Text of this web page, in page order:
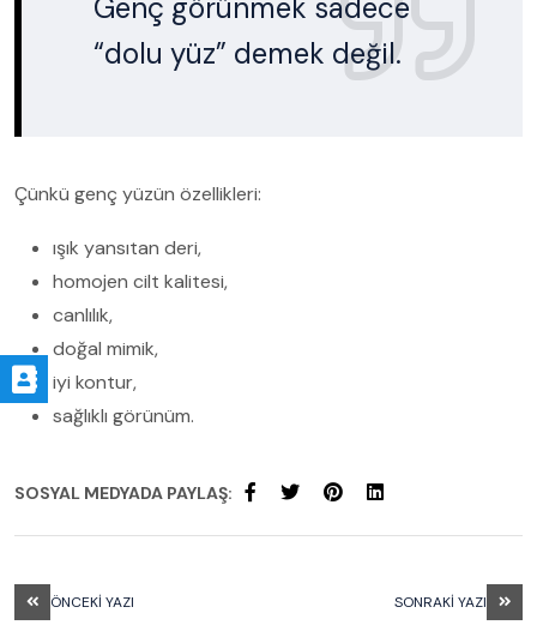
Genç görünmek sadece
“dolu yüz” demek değil.
Çünkü genç yüzün özellikleri:
ışık yansıtan deri,
homojen cilt kalitesi,
canlılık,
doğal mimik,
iyi kontur,
sağlıklı görünüm.
SOSYAL MEDYADA PAYLAŞ:
ÖNCEKI YAZI SONRAKI YAZI